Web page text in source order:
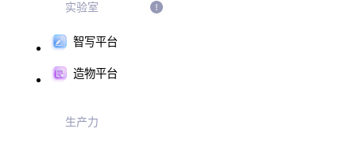
实验室
智写平台
造物平台
生产力